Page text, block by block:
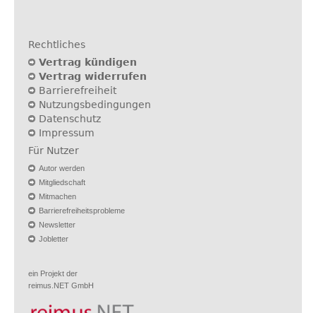
Rechtliches
Vertrag kündigen
Vertrag widerrufen
Barrierefreiheit
Nutzungsbedingungen
Datenschutz
Impressum
Für Nutzer
Autor werden
Mitgliedschaft
Mitmachen
Barrierefreiheitsprobleme
Newsletter
Jobletter
ein Projekt der
reimus.NET GmbH